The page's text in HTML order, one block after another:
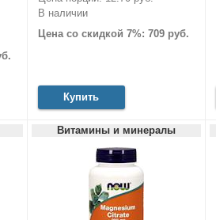
В наличии
Цена со скидкой 7%: 709 руб.
Купить
Витамины и минералы